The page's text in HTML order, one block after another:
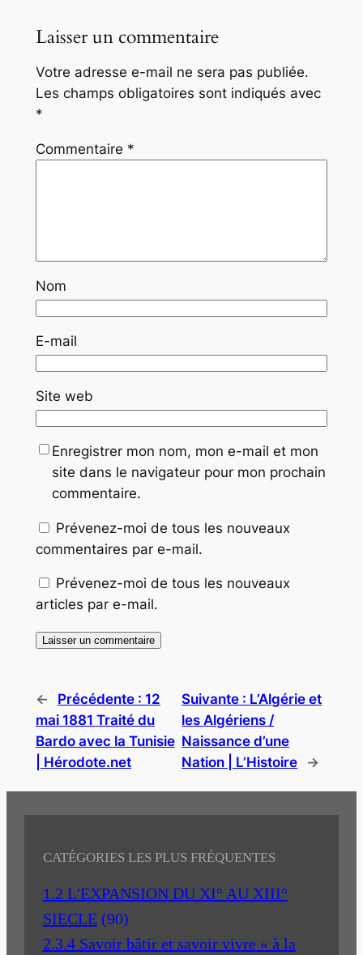
Laisser un commentaire
Votre adresse e-mail ne sera pas publiée.
Les champs obligatoires sont indiqués avec
*
Commentaire *
Nom
E-mail
Site web
Enregistrer mon nom, mon e-mail et mon
site dans le navigateur pour mon prochain
commentaire.
Prévenez-moi de tous les nouveaux
commentaires par e-mail.
Prévenez-moi de tous les nouveaux
articles par e-mail.
← Précédente : 12
mai 1881 Traité du
Bardo avec la Tunisie
| Hérodote.net
Suivante : L’Algérie et
les Algériens /
Naissance d’une
Nation | L’Histoire
→
CATÉGORIES LES PLUS FRÉQUENTES
1.2 L'EXPANSION DU XI° AU XIII°
SIECLE (90)
2.3.4 Savoir bâtir et savoir vivre « à la